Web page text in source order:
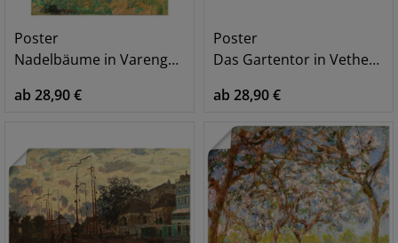
Poster
Nadelbäume in Varengeville. 1882
ab 28,90 €
Poster
Das Gartentor in Vetheuil
ab 28,90 €